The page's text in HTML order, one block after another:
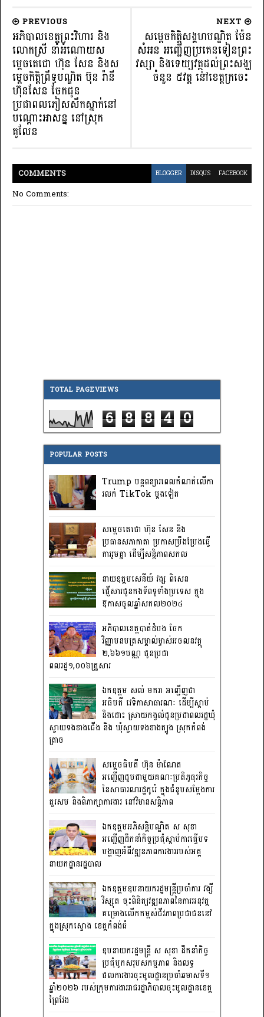
NEXT
សម្តេចកិត្តិសង្គហបណ្ឌិត ម៉ែន
សំអន អញ្ជើញប្រគេនទៀនព្រះ
វស្សា និងទេយ្យវត្ថុដល់ព្រះសង្ឃ
ចំនួន ៥វត្ត នៅខេត្តក្រចេះ ‎
PREVIOUS
អភិបាលខេត្តព្រះវិហារ និង
លោកស្រី នាំអំណោយស
ម្តេចតេជោ ហ៊ុន សែន និងស
ម្តេចកិត្តិព្រឹទ្ធបណ្ឌិត ប៊ុន រ៉ានី
ហ៊ុនសែន ចែកជូន
ប្រជាពលភៀសសឹកស្នាក់នៅ
បណ្តោះអាសន្ន នៅស្រុក
គូលែន
COMMENTS BLOGGER DISQUS FACEBOOK
No Comments:
TOTAL PAGEVIEWS
6 8 8 4 0
POPULAR POSTS
Trump បន្តពន្យារពេលកំណត់លើកា
រលក់ TikTok ម្តងទៀត
សម្តេចតេជោ ហ៊ុន សែន និង
ប្រធានសភាកាតា ប្រកាសប្រឹងប្រែងធ្វើ
ការ​រួមគ្នា ដើម្បីសន្តិភាពសកល
នាយឧត្តមសេនីយ៍ វង្ស ពិសេន
ផ្ញើសារជូនកងទ័ពទូទាំងប្រទេស ក្នុង
ឱកាសចូលឆ្នាំសកល២០២៤
អភិបាលខេត្តបាត់ដំបង ចែក
វិញ្ញាបនបត្រសម្គាល់ម្ចាស់អចលនវត្ថុ
២,៦៦១បណ្ណ ជូនប្រជា
ពលរដ្ឋ១,០០៦គ្រួសារ
ឯកឧត្តម សល់ មករា អញ្ជើញជា
អធិបតី វេទិកាសាធារណៈ ដើម្បីស្តាប់
និងដោះ ស្រាយកង្វល់ជូនប្រជាពលរដ្ឋឃុំ
ស្វាយទងខាងជើង និង ឃុំស្វាយទងខាងត្បូង ស្រុកកំពង់
ត្រាច
សម្តេចធិបតី ហ៊ុន ម៉ាណែត
អញ្ជើញជួបជាមួយគណៈប្រតិភូធុរកិច្ច
នៃសាធារណរដ្ឋកូរ៉េ ក្នុងជំនួបសម្តែងការ
គួរសម និងពិភាក្សាការងារ នៅវិមានសន្តិភាព
ឯកឧត្តមអភិសន្តិបណ្ឌិត ស សុខា
អញ្ជើញដឹកនាំកិច្ចប្រជុំស្តាប់ការធ្វើបទ
បង្ហាញអំពីវឌ្ឍនភាពការងាររបស់អគ្គ
នាយកដ្ឋានរដ្ឋបាល
ឯកឧត្តមឧបនាយករដ្ឋមន្រ្តីប្រចាំការ វង្សី
វិស្សុត ចុះពិនិត្យវឌ្ឍនភាពនៃការអនុវត្ត
គម្រោងលើកកម្ពស់ជីវភាពប្រជាជននៅ
ក្នុងស្រុកស្ទោង ខេត្តកំពង់ធំ
ឧបនាយករដ្ឋមន្ត្រី ស សុខា ដឹកនាំកិច្ច
ប្រជុំបូកសរុបសកម្មភាព និងលទ្ធ
ផលការងារចុះមូលដ្ឋានប្រចាំឆមាសទី១
ឆ្នាំ២០២៦ របស់ក្រុមការងាររាជរដ្ឋាភិបាលចុះមូលដ្ឋានខេត្ត
ព្រៃវែង